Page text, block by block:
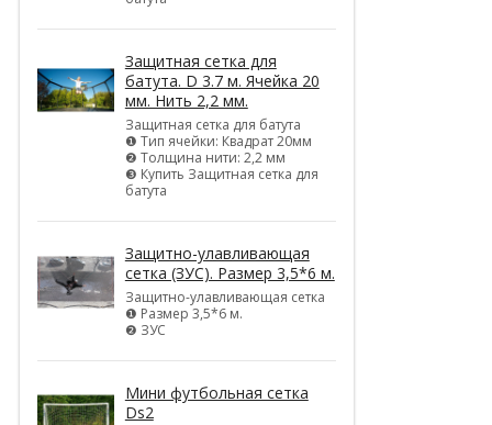
Защитная сетка для
батута. D 3.7 м. Ячейка 20
мм. Нить 2,2 мм.
Защитная сетка для батута
❶ Тип ячейки: Квадрат 20мм
❷ Толщина нити: 2,2 мм
❸ Купить Защитная сетка для
батута
Защитно-улавливающая
сетка (ЗУС). Размер 3,5*6 м.
Защитно-улавливающая сетка
❶ Размер 3,5*6 м.
❷ ЗУС
Мини футбольная сетка
Ds2